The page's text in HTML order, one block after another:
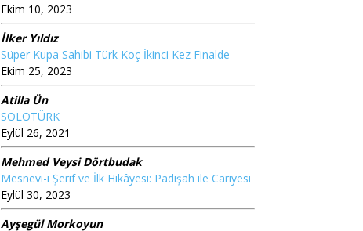
Ekim 10, 2023
İlker Yıldız
Süper Kupa Sahibi Türk Koç İkinci Kez Finalde
Ekim 25, 2023
Atilla Ün
SOLOTÜRK
Eylül 26, 2021
Mehmed Veysi Dörtbudak
Mesnevi-i Şerif ve İlk Hikâyesi: Padişah ile Cariyesi
Eylül 30, 2023
Ayşegül Morkoyun